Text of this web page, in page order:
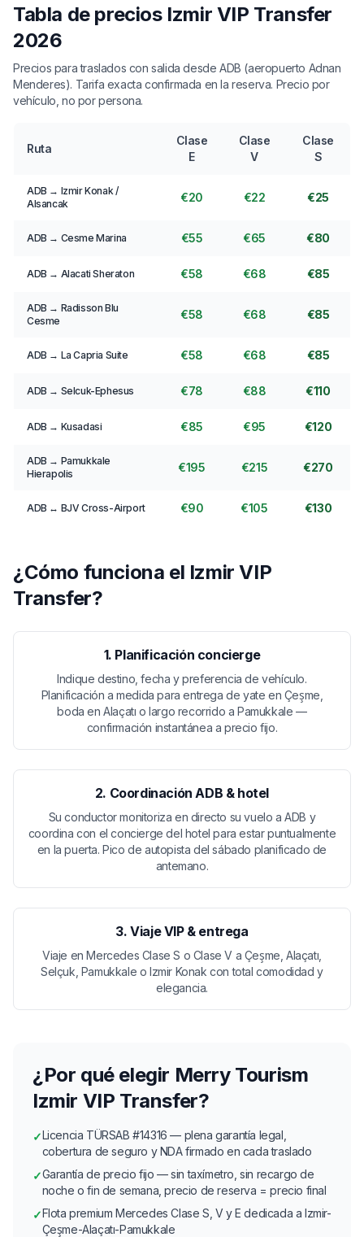
Tabla de precios Izmir VIP Transfer
2026
Precios para traslados con salida desde ADB (aeropuerto Adnan
Menderes). Tarifa exacta confirmada en la reserva. Precio por
vehículo, no por persona.
Ruta
Clase
E
Clase
V
Clase
S
ADB → Izmir Konak /
Alsancak
€20 €22 €25
ADB → Cesme Marina €55 €65 €80
ADB → Alacati Sheraton €58 €68 €85
ADB → Radisson Blu
Cesme
€58 €68 €85
ADB → La Capria Suite €58 €68 €85
ADB → Selcuk-Ephesus €78 €88 €110
ADB → Kusadasi €85 €95 €120
ADB → Pamukkale
Hierapolis
€195 €215 €270
ADB ↔ BJV Cross-Airport €90 €105 €130
¿Cómo funciona el Izmir VIP
Transfer?
1. Planificación concierge
Indique destino, fecha y preferencia de vehículo.
Planificación a medida para entrega de yate en Çeşme,
boda en Alaçatı o largo recorrido a Pamukkale —
confirmación instantánea a precio fijo.
2. Coordinación ADB & hotel
Su conductor monitoriza en directo su vuelo a ADB y
coordina con el concierge del hotel para estar puntualmente
en la puerta. Pico de autopista del sábado planificado de
antemano.
3. Viaje VIP & entrega
Viaje en Mercedes Clase S o Clase V a Çeşme, Alaçatı,
Selçuk, Pamukkale o Izmir Konak con total comodidad y
elegancia.
¿Por qué elegir Merry Tourism
Izmir VIP Transfer?
✓Licencia TÜRSAB #14316 — plena garantía legal,
cobertura de seguro y NDA firmado en cada traslado
✓Garantía de precio fijo — sin taxímetro, sin recargo de
noche o fin de semana, precio de reserva = precio final
✓Flota premium Mercedes Clase S, V y E dedicada a Izmir-
Çeşme-Alaçatı-Pamukkale